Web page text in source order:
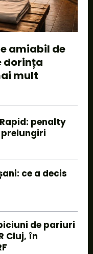
amiabil de
dorința
mult
penalty
ce a decis
de pariuri
Cluj, în